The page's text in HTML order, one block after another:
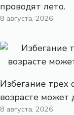
проводят лето.
8 августа, 2026
Избегание трех
возрасте может
8 августа, 2026